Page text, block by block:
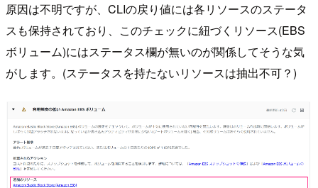
原因は不明ですが、CLIの戻り値には各リソースのステータ
スも保持されており、このチェックに紐づくリソース(EBS
ボリューム)にはステータス欄が無いのが関係してそうな気
がします。(ステータスを持たないリソースは抽出不可？)